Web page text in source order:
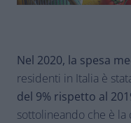
Nel 2020, la spesa
residenti in Italia è
del 9% rispetto al
sottolineando che è la